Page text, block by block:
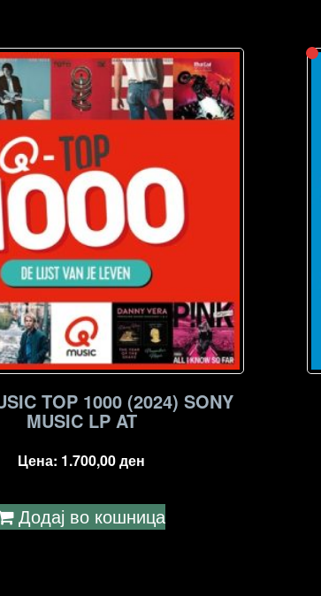
TOP 1000 (2024) SONY
MUSIC LP AT
Цена: 1.700,00ден
Додај во кошница